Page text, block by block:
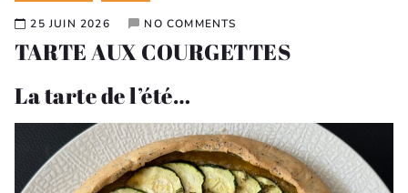
25 JUIN 2026 NO COMMENTS
TARTE AUX COURGETTES
La tarte de l’été…